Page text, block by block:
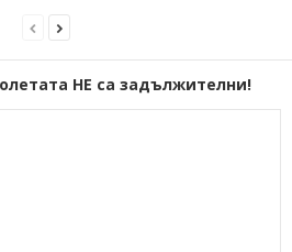
НЕ са задължителни!